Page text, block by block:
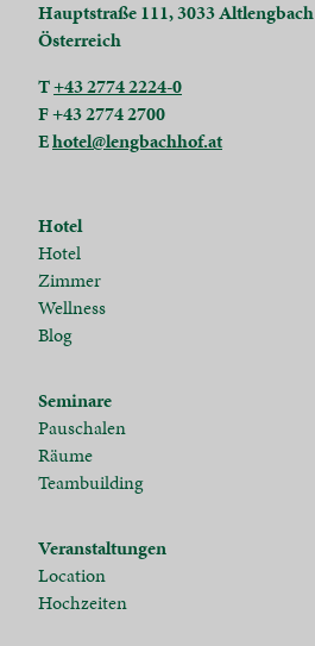
Hauptstraße 111, 3033 Altlengbach
Österreich
T+43 2774 2224-0
F +43 2774 2700
Ehotel@lengbachhof.at
Hotel
Hotel
Zimmer
Wellness
Blog
Seminare
Pauschalen
Räume
Teambuilding
Veranstaltungen
Location
Hochzeiten